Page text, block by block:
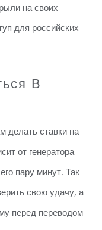
на своих
для российских
В
делать ставки на
от генератора
пару минут. Так
свою удачу, а
перед переводом